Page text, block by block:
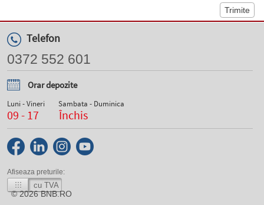
Telefon
0372 552 601
Orar depozite
Luni - Vineri
09 - 17
Sambata - Duminica
Închis
Afiseaza preturile:
cu TVA
© 2026BNB.RO